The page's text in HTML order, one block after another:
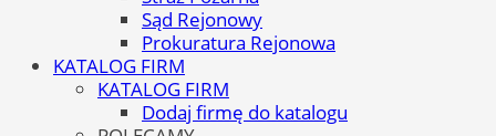
Sąd Rejonowy
Prokuratura Rejonowa
KATALOG FIRM
KATALOG FIRM
Dodaj firmę do katalogu